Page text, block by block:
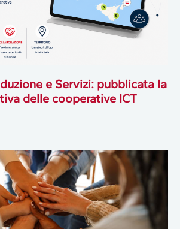
e Servizi: pubblicata la
delle cooperative ICT